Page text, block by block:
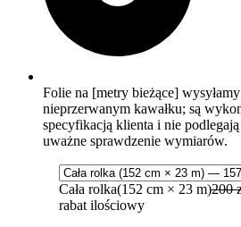
Folie na [metry bieżące]
nieprzerwanym kawałku; są
specyfikacją klienta i nie
uważne sprawdzenie wymiarów.
Cała rolka(152 cm × 23 m)200
rabat ilościowy